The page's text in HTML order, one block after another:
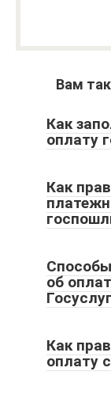
Вам
Как
оплату
Как
об
Как
оплату